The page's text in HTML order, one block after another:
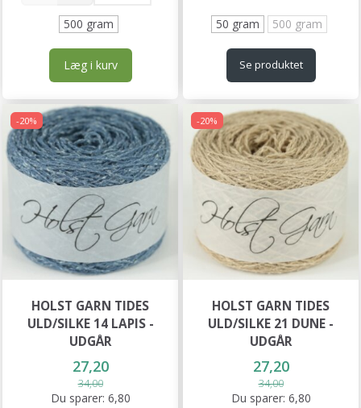
500 gram
Læg i kurv
50 gram 500 gram
Se produktet
-20%
HOLST GARN TIDES
ULD/SILKE 14 LAPIS -
UDGÅR
27,20
34,00
Du sparer: 6,80
-20%
HOLST GARN TIDES
ULD/SILKE 21 DUNE -
UDGÅR
27,20
34,00
Du sparer: 6,80